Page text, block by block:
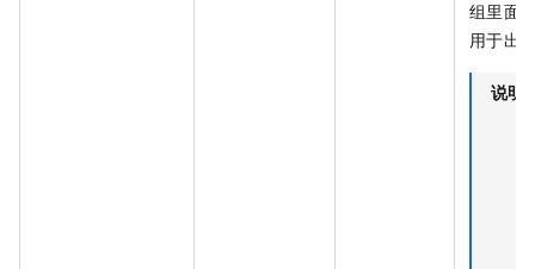
组里面
用于出
说明